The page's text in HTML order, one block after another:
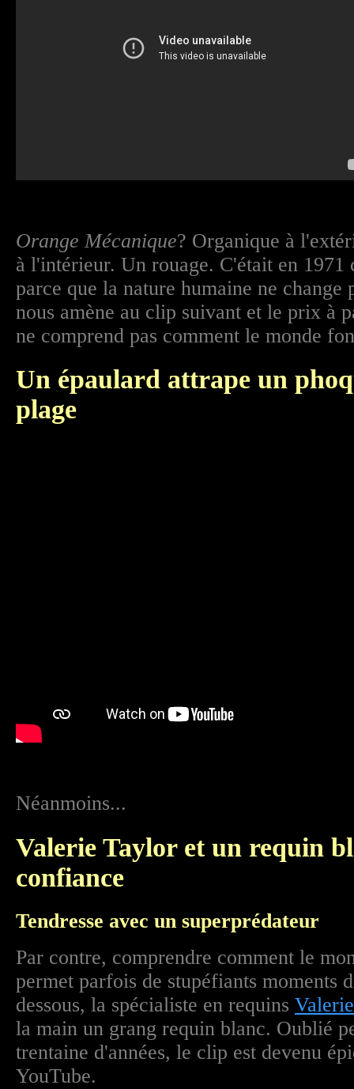
Orange Mécanique? Organique à
à l'intérieur. Un rouage. C'était en 1971
parce que la nature humaine ne change
nous amène au clip suivant et le prix à
ne comprend pas comment le monde
Un épaulard attrape un
plage
Néanmoins...
Valerie Taylor et un requin
confiance
Tendresse avec un superprédateur
Par contre, comprendre comment le
permet parfois de stupéfiants moments
dessous, la spécialiste en requins
la main un grang requin blanc. Oublié
trentaine d'années, le clip est devenu
YouTube.